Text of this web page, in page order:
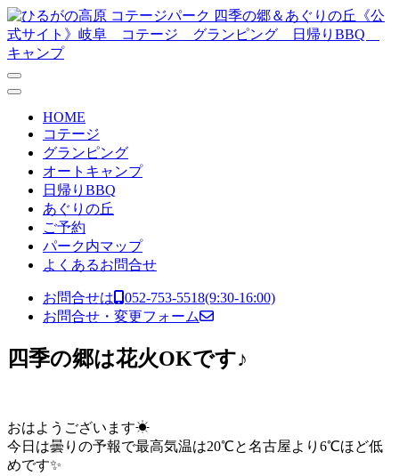
コンテンツへスキップ
メ
イ
ン
HOME
コテージ
グランピング
オートキャンプ
日帰りBBQ
あぐりの丘
ご予約
パーク内マップ
よくあるお問合せ
お問合せは 052-753-5518(9:30-16:00)
お問合せ・変更フォーム
四季の郷は花火OKです♪
おはようございます☀
今日は曇りの予報で最高気温は20℃と名古屋より6℃ほど低
めです✨